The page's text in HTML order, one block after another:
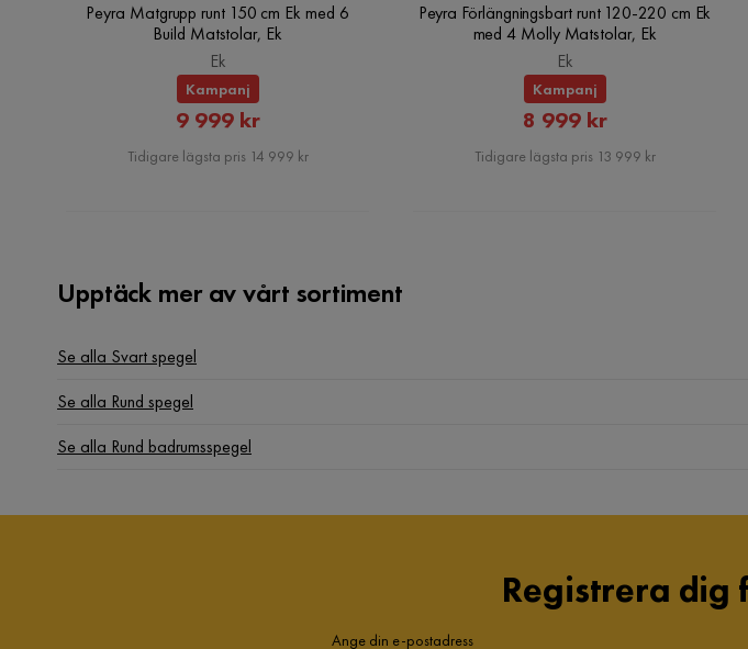
Peyra Matgrupp runt 150 cm Ek med 6
Build Matstolar, Ek
Ek
Kampanj
Rabatterat
Pris
9 999 kr
Tidigare lägsta pris 14 999 kr
Peyra Förlängningsbart runt 120-220 cm Ek
med 4 Molly Matstolar, Ek
Ek
Kampanj
Rabatterat
Pris
8 999 kr
Tidigare lägsta pris 13 999 kr
Upptäck mer av vårt sortiment
Se alla Svart spegel
Se alla Rund spegel
Se alla Rund badrumsspegel
Registrera dig
Ange din e-postadress